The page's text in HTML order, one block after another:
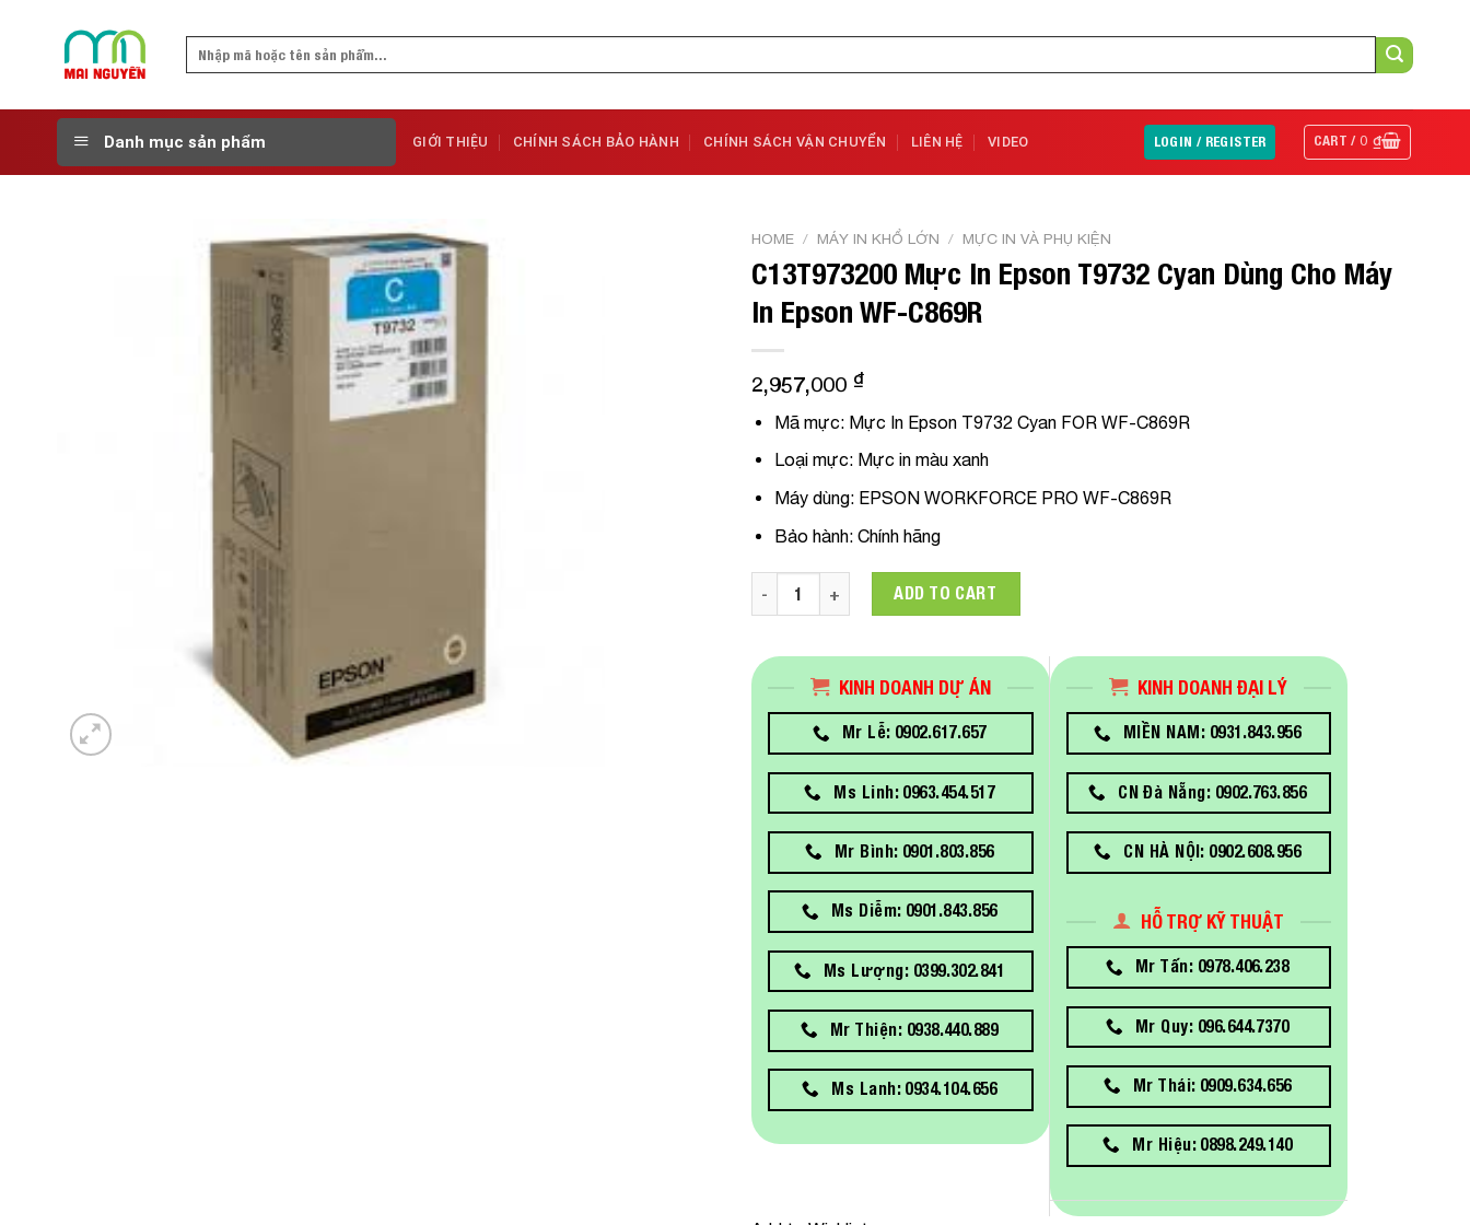
Search
Danh mục sản phẩm GIỚI THIỆU CHÍNH SÁCH BẢO HÀNH CHÍNH SÁCH VẬN CHUYỂN LIÊN HỆ VIDEO LOGIN / REGISTER CART /0₫
HOME / MÁY IN KHỔ LỚN / MỰC IN VÀ PHỤ KIỆN
C13T973200 Mực In Epson T9732 Cyan Dùng Cho Máy
In Epson WF-C869R
2,957,000 ₫
Mã mực:Mực In Epson T9732 Cyan FOR WF-C869R
Loại mực:Mực in màu xanh
Máy dùng: EPSON WORKFORCE PRO WF-C869R
Bảo hành:Chính hãng
C13T973200 Mực In Epson T9732 Cyan Dùng Cho Máy In Epson WF-C869R quantity
ADD TO CART
KINH DOANH DỰ ÁN
Mr Lễ: 0902.617.657
Ms Linh: 0963.454.517
Mr Bình: 0901.803.856
Ms Diễm: 0901.843.856
Ms Lượng: 0399.302.841
Mr Thiện: 0938.440.889
Ms Lanh: 0934.104.656
KINH DOANH ĐẠI LÝ
MIỀN NAM: 0931.843.956
CN Đà Nẵng: 0902.763.856
CN HÀ NỘI: 0902.608.956
HỖ TRỢ KỸ THUẬT
Mr Tấn: 0978.406.238
Mr Quy: 096.644.7370
Mr Thái: 0909.634.656
Mr Hiệu: 0898.249.140